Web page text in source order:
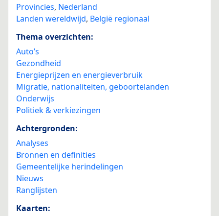
Provincies, Nederland
Landen wereldwijd, België regionaal
Thema overzichten:
Auto’s
Gezondheid
Energieprijzen en energieverbruik
Migratie, nationaliteiten, geboortelanden
Onderwijs
Politiek & verkiezingen
Achtergronden:
Analyses
Bronnen en definities
Gemeentelijke herindelingen
Nieuws
Ranglijsten
Kaarten: